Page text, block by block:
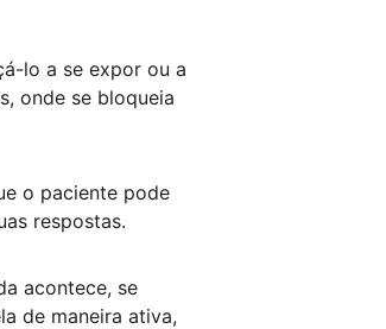
lo a se expor ou a
onde se bloqueia
o paciente pode
respostas.
acontece, se
de maneira ativa,